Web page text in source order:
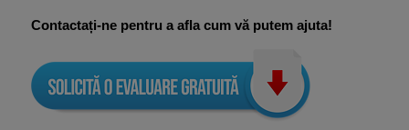
Contactați-ne pentru a afla cum vă putem ajuta!